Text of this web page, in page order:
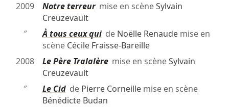
2009
Notre terreurmise en scèneSylvain
Creuzevault
″
À tous ceux quide Noëlle Renaudemise en
scène Cécile Fraisse-Bareille
2008
Le Père Tralalèremise en scèneSylvain
Creuzevault
″
Le Cidde Pierre Corneillemise en scène
Bénédicte Budan